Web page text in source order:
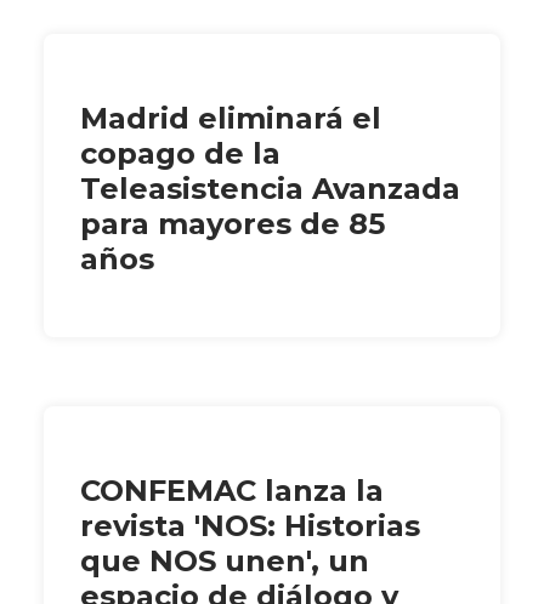
Madrid eliminará el
copago de la
Teleasistencia Avanzada
para mayores de 85
años
CONFEMAC lanza la
revista 'NOS: Historias
que NOS unen', un
espacio de diálogo y